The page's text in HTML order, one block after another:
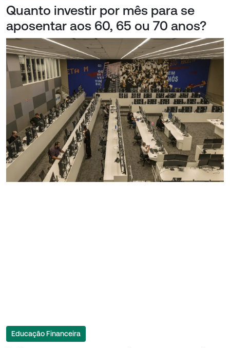
Quanto investir por mês para se
aposentar aos 60, 65 ou 70 anos?
Educação Financeira